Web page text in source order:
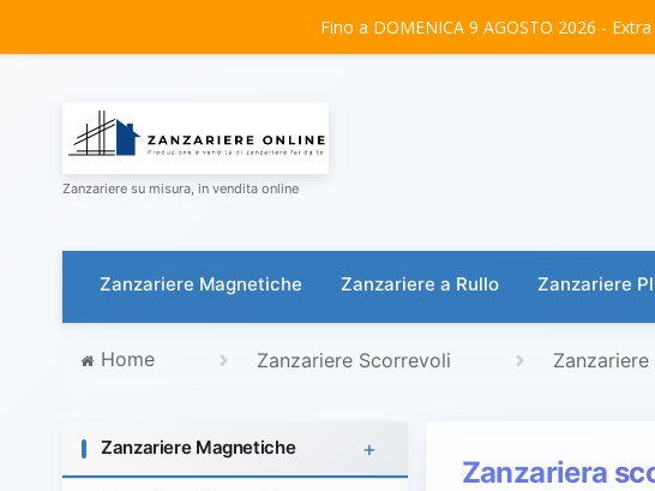
Fino a DOMENICA 9 AGOSTO 2026 -
Zanzariere su misura, in vendita online
Zanzariere Magnetiche Zanzariere a Rullo Zanzariere
Home Zanzariere Scorrevoli
Zanzariere Magnetiche +
Zanzariera